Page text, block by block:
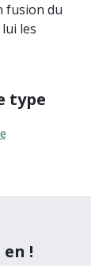
fusion du
les
type
!